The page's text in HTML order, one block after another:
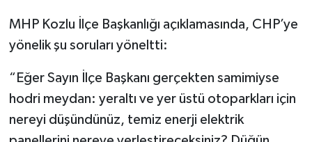
MHP Kozlu İlçe Başkanlığı açıklamasında, CHP’ye
yönelik şu soruları yöneltti:
“Eğer Sayın İlçe Başkanı gerçekten samimiyse
hodri meydan: yeraltı ve yer üstü otoparkları için
nereyi düşündünüz, temiz enerji elektrik